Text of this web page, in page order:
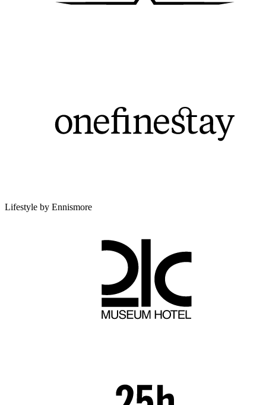
Lifestyle by Ennismore